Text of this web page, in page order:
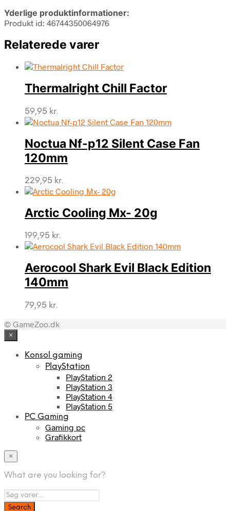
Yderlige produktinformationer:
Produkt id: 46744350064976
Relaterede varer
Thermalright Chill Factor
59,95 kr.
Noctua Nf-p12 Silent Case Fan
120mm
229,95 kr.
Arctic Cooling Mx- 20g
199,95 kr.
Aerocool Shark Evil Black Edition
140mm
79,95 kr.
© GameZoo.dk
×
Konsol gaming
PlayStation
PlayStation 2
PlayStation 3
PlayStation 4
PlayStation 5
PC Gaming
Gaming pc
Grafikkort
×
What are you looking for?